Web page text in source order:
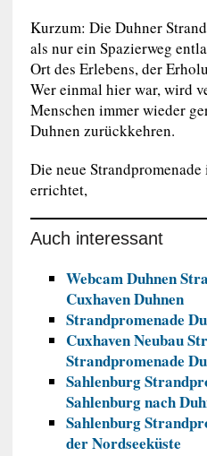
Kurzum: Die Duhner
als nur ein Spazierweg
Ort des Erlebens, der
Wer einmal hier war, wird
Menschen immer wieder
Duhnen zurückkehren.
Die neue
errichtet,
Auch interessant
Webcam Duhnen
Cuxhaven Duhnen
Strandpromenade
Cuxhaven Neubau
Strandpromenade
Sahlenburg
Sahlenburg nach
Sahlenburg
der Nordseeküste